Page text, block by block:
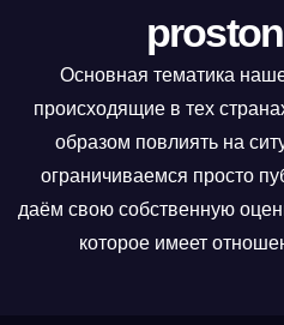
Основная тематика
происходящие в тех
образом повлиять на
ограничиваемся просто
даём свою собственную
которое имеет